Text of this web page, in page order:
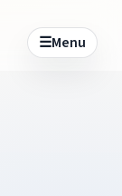
☰Menu